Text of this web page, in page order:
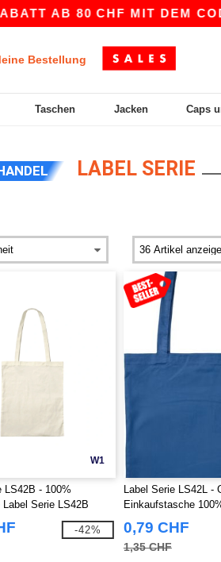
AB 80 CHF MIT DEM CODE
Bestellung
Taschen Jacken Caps
LABEL SERIE
W1
LS42B - 100%
Label Serie LS42B
-42%
Label Serie LS42L -
Einkaufstasche
0,79 CHF
1,35 CHF